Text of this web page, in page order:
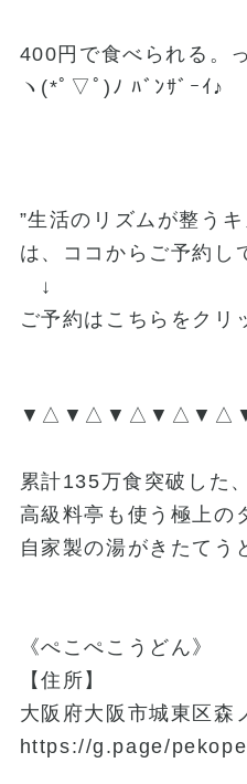
400円で食べられる。
ヽ(*ﾟ▽ﾟ)ﾉ ﾊﾞﾝｻﾞｰｲ♪
”生活のリズムが整う
は、ココからご予約し
↓
ご予約はこちらをクリ
累計135万食突破した、
高級料亭も使う極上の
自家製の湯がきたて
《ぺこぺこうどん》
【住所】
大阪府大阪市城東区森
https://g.page/